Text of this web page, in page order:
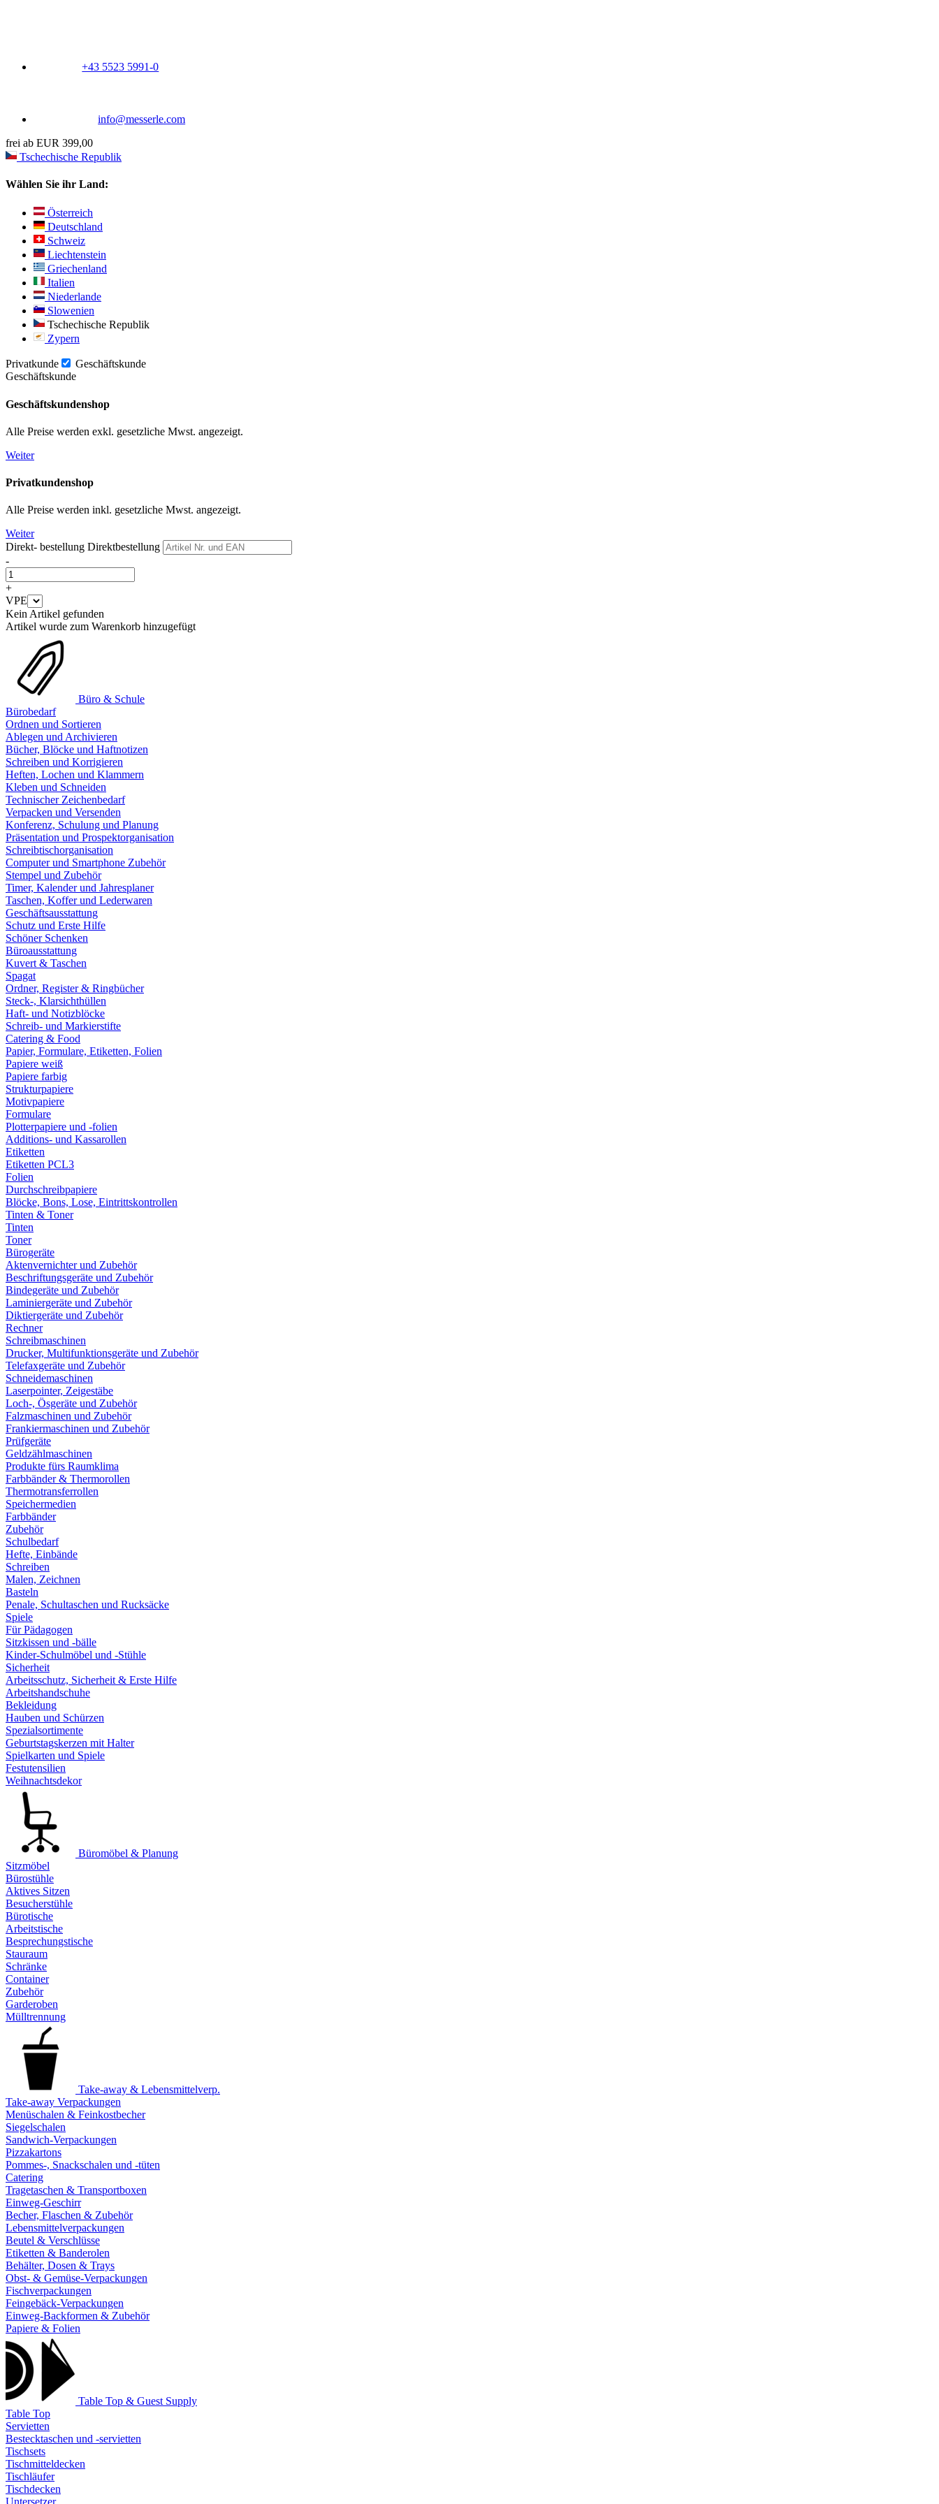
+43 5523 5991-0
info@messerle.com
frei ab EUR 399,00
Tschechische Republik
Wählen Sie ihr Land:
Österreich
Deutschland
Schweiz
Liechtenstein
Griechenland
Italien
Niederlande
Slowenien
Tschechische Republik
Zypern
Privatkunde
Geschäftskunde
Geschäftskunde
Geschäftskundenshop
Alle Preise werden exkl. gesetzliche Mwst. angezeigt.
Weiter
Privatkundenshop
Alle Preise werden inkl. gesetzliche Mwst. angezeigt.
Weiter
Direkt- bestellung Direktbestellung
-
+
VPE
Kein Artikel gefunden
Artikel wurde zum Warenkorb hinzugefügt
Büro & Schule
Bürobedarf
Ordnen und Sortieren
Ablegen und Archivieren
Bücher, Blöcke und Haftnotizen
Schreiben und Korrigieren
Heften, Lochen und Klammern
Kleben und Schneiden
Technischer Zeichenbedarf
Verpacken und Versenden
Konferenz, Schulung und Planung
Präsentation und Prospektorganisation
Schreibtischorganisation
Computer und Smartphone Zubehör
Stempel und Zubehör
Timer, Kalender und Jahresplaner
Taschen, Koffer und Lederwaren
Geschäftsausstattung
Schutz und Erste Hilfe
Schöner Schenken
Büroausstattung
Kuvert & Taschen
Spagat
Ordner, Register & Ringbücher
Steck-, Klarsichthüllen
Haft- und Notizblöcke
Schreib- und Markierstifte
Catering & Food
Papier, Formulare, Etiketten, Folien
Papiere weiß
Papiere farbig
Strukturpapiere
Motivpapiere
Formulare
Plotterpapiere und -folien
Additions- und Kassarollen
Etiketten
Etiketten PCL3
Folien
Durchschreibpapiere
Blöcke, Bons, Lose, Eintrittskontrollen
Tinten & Toner
Tinten
Toner
Bürogeräte
Aktenvernichter und Zubehör
Beschriftungsgeräte und Zubehör
Bindegeräte und Zubehör
Laminiergeräte und Zubehör
Diktiergeräte und Zubehör
Rechner
Schreibmaschinen
Drucker, Multifunktionsgeräte und Zubehör
Telefaxgeräte und Zubehör
Schneidemaschinen
Laserpointer, Zeigestäbe
Loch-, Ösgeräte und Zubehör
Falzmaschinen und Zubehör
Frankiermaschinen und Zubehör
Prüfgeräte
Geldzählmaschinen
Produkte fürs Raumklima
Farbbänder & Thermorollen
Thermotransferrollen
Speichermedien
Farbbänder
Zubehör
Schulbedarf
Hefte, Einbände
Schreiben
Malen, Zeichnen
Basteln
Penale, Schultaschen und Rucksäcke
Spiele
Für Pädagogen
Sitzkissen und -bälle
Kinder-Schulmöbel und -Stühle
Sicherheit
Arbeitsschutz, Sicherheit & Erste Hilfe
Arbeitshandschuhe
Bekleidung
Hauben und Schürzen
Spezialsortimente
Geburtstagskerzen mit Halter
Spielkarten und Spiele
Festutensilien
Weihnachtsdekor
Büromöbel & Planung
Sitzmöbel
Bürostühle
Aktives Sitzen
Besucherstühle
Bürotische
Arbeitstische
Besprechungstische
Stauraum
Schränke
Container
Zubehör
Garderoben
Mülltrennung
Take-away & Lebensmittelverp.
Take-away Verpackungen
Menüschalen & Feinkostbecher
Siegelschalen
Sandwich-Verpackungen
Pizzakartons
Pommes-, Snackschalen und -tüten
Catering
Tragetaschen & Transportboxen
Einweg-Geschirr
Becher, Flaschen & Zubehör
Lebensmittelverpackungen
Beutel & Verschlüsse
Etiketten & Banderolen
Behälter, Dosen & Trays
Obst- & Gemüse-Verpackungen
Fischverpackungen
Feingebäck-Verpackungen
Einweg-Backformen & Zubehör
Papiere & Folien
Table Top & Guest Supply
Table Top
Servietten
Bestecktaschen und -servietten
Tischsets
Tischmitteldecken
Tischläufer
Tischdecken